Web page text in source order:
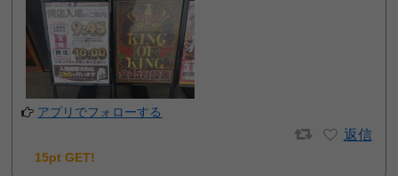
アプリでフォローする
返信
15pt GET!